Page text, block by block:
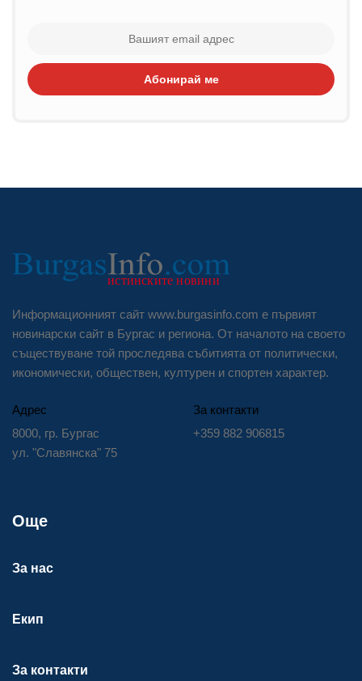
Абонирай ме
Информационният сайт www.burgasinfo.com е първият
новинарски сайт в Бургас и региона. От началото на своето
съществуване той проследява събитията от политически,
икономически, обществен, културен и спортен характер.
Адрес
8000, гр. Бургас
ул. "Славянска" 75
За контакти
+359 882 906815
Още
За нас
Екип
За контакти